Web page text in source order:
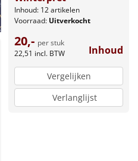
Inhoud: 12 artikelen
Voorraad: Uitverkocht
20,- per stuk
22,51 incl. BTW Inhoud
Vergelijken
Verlanglijst